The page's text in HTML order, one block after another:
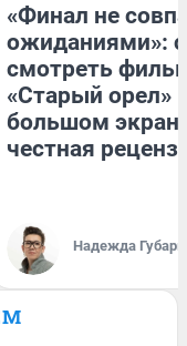
«Финал не
ожиданиями»:
смотреть
«Старый орел»
большом
честная
Надежда Губарь